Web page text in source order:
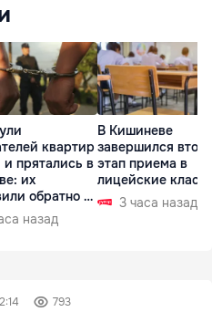
квартир
прятались в
их
обратно в
назад
В Кишиневе
завершился
этап приема в
лицейские
3 часа назад
793